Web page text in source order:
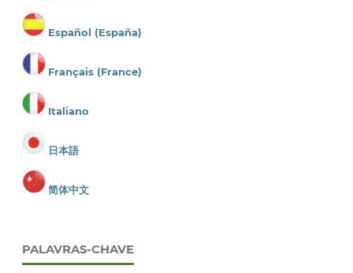
Español (España)
Français (France)
Italiano
日本語
简体中文
PALAVRAS-CHAVE